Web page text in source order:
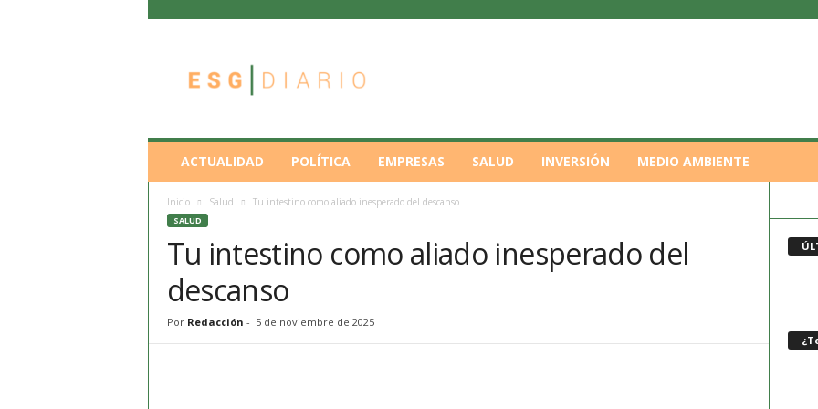
ACTUALIDAD POLÍTICA EMPRESAS SALUD INVERSIÓN MEDIO AMBIENTE
Inicio Salud Tu intestino como aliado inesperado del descanso
SALUD
Tu intestino como aliado inesperado del
descanso
Por Redacción - 5 de noviembre de 2025